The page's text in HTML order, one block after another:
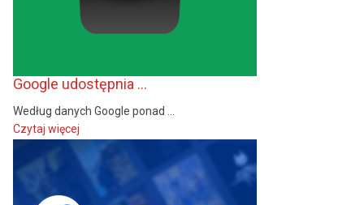
Google udostępnia ...
Według danych Google ponad ...
Czytaj więcej